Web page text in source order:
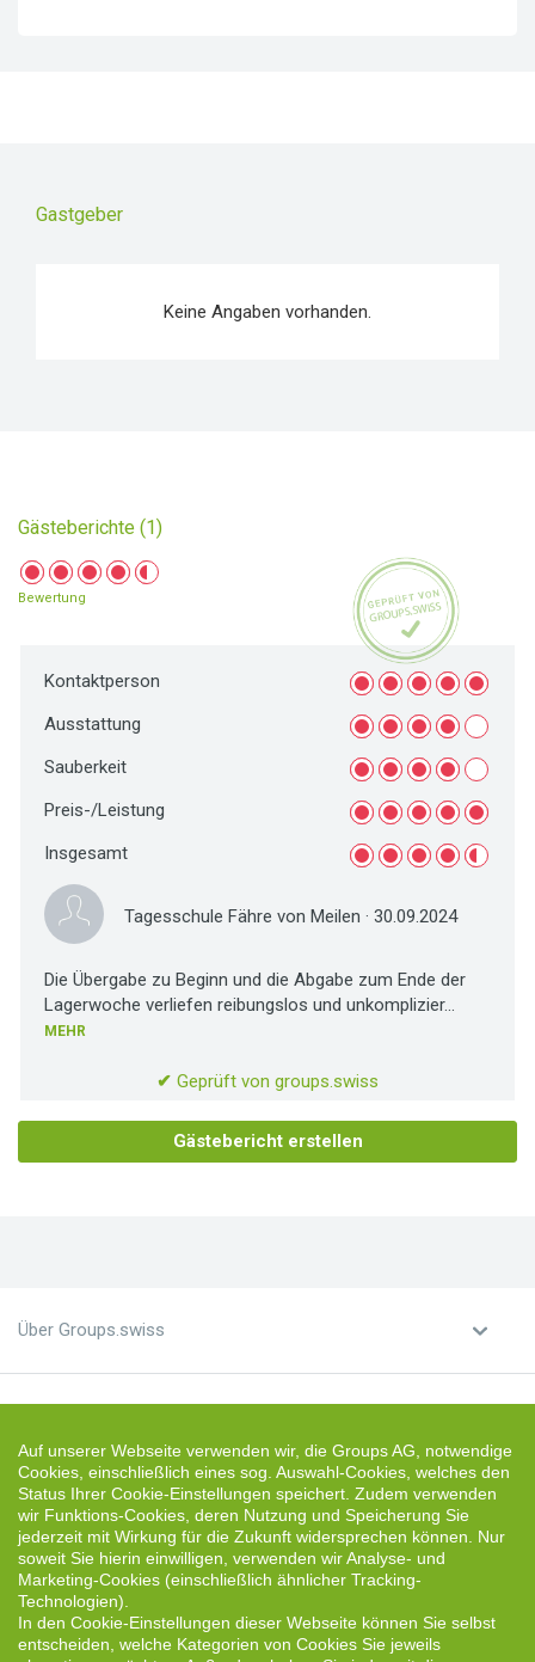
Gastgeber
Keine Angaben vorhanden.
Gästeberichte (1)
Bewertung
Kontaktperson
Ausstattung
Sauberkeit
Preis-/Leistung
Insgesamt
Tagesschule Fähre von Meilen · 30.09.2024
Die Übergabe zu Beginn und die Abgabe zum Ende der
Lagerwoche verliefen reibungslos und unkomplizier...
MEHR
✔ Geprüft von groups.swiss
Gästebericht erstellen
Über Groups.swiss
Unterkunft vermieten
Deutsch
Auf unserer Webseite verwenden wir, die Groups AG, notwendige
Cookies, einschließlich eines sog. Auswahl-Cookies, welches den
Status Ihrer Cookie-Einstellungen speichert. Zudem verwenden
wir Funktions-Cookies, deren Nutzung und Speicherung Sie
jederzeit mit Wirkung für die Zukunft widersprechen können. Nur
soweit Sie hierin einwilligen, verwenden wir Analyse- und
Marketing-Cookies (einschließlich ähnlicher Tracking-
Technologien).
In den Cookie-Einstellungen dieser Webseite können Sie selbst
entscheiden, welche Kategorien von Cookies Sie jeweils